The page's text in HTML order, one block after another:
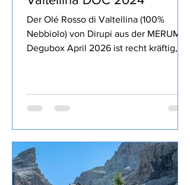
Dirupi - Olé Rosso di
Valtellina DOC 2024
Der Olé Rosso di Valtellina (100%
Nebbiolo) von Dirupi aus der MERUM
13% Alkohol, Tannine und Säure gut
eingebunden, trinkig, passt sehr gut zu
über den Abend.